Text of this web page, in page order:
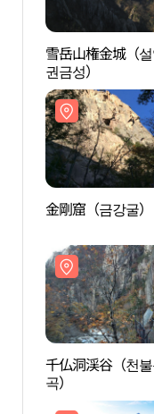
雪岳山権金城（
권금성）
金剛窟（금강굴）
千仏洞渓谷（천
곡）